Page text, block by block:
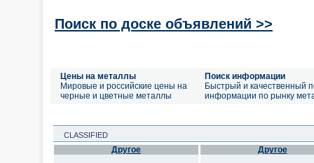
Поиск по доске объявлений >>
Цены на металлы
Мировые и российские цены на
черные и цветные металлы
Поиск информации
Быстрый и качественный
информации по рынку
CLASSIFIED
Другое Другое